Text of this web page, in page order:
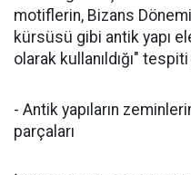
motiflerin, Bizans
kürsüsü gibi antik yapı
olarak kullanıldığı" tespiti
- Antik yapıların
parçaları